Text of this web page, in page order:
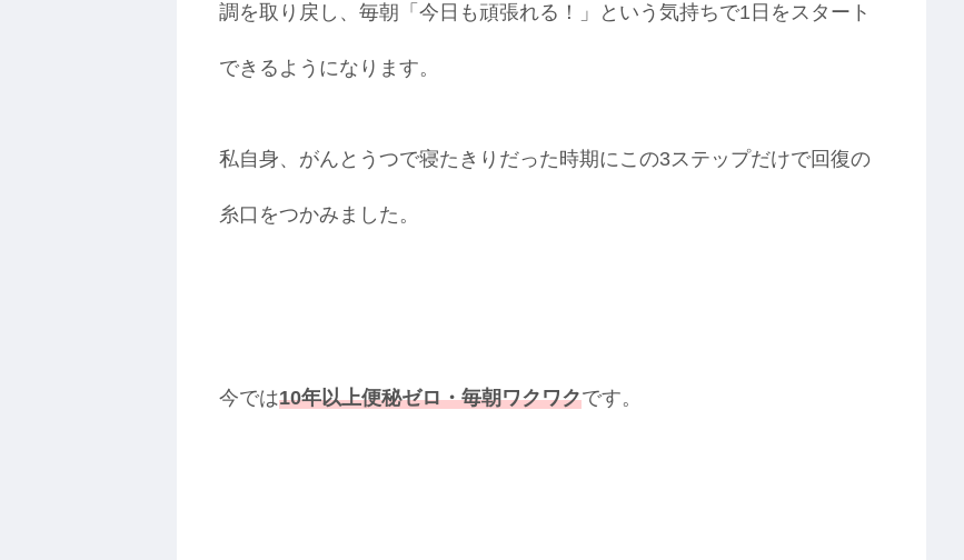
調を取り戻し、毎朝「今日も頑張れる！」という気持ちで1日をスタート
できるようになります。
私自身、がんとうつで寝たきりだった時期にこの3ステップだけで回復の
糸口をつかみました。
今では10年以上便秘ゼロ・毎朝ワクワクです。